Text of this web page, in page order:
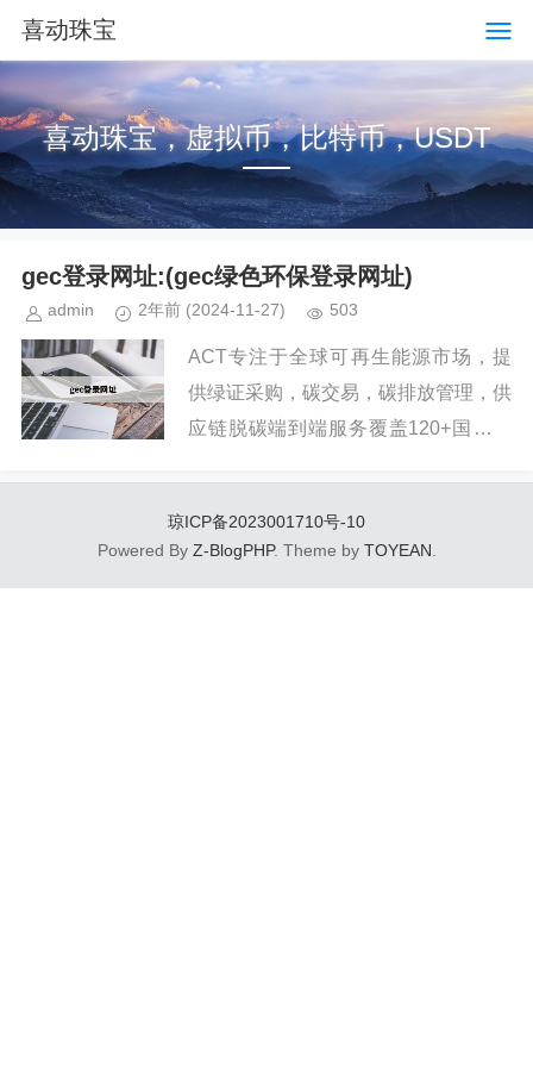
喜动珠宝
喜动珠宝，虚拟币，比特币，USDT
gec登录网址:(gec绿色环保登录网址)
admin 2年前 (2024-11-27) 503
ACT专注于全球可再生能源市场，提
供绿证采购，碳交易，碳排放管理，供
应链脱碳端到端服务覆盖120+国家，
琼ICP备2023001710号-10
Powered By Z-BlogPHP. Theme by TOYEAN